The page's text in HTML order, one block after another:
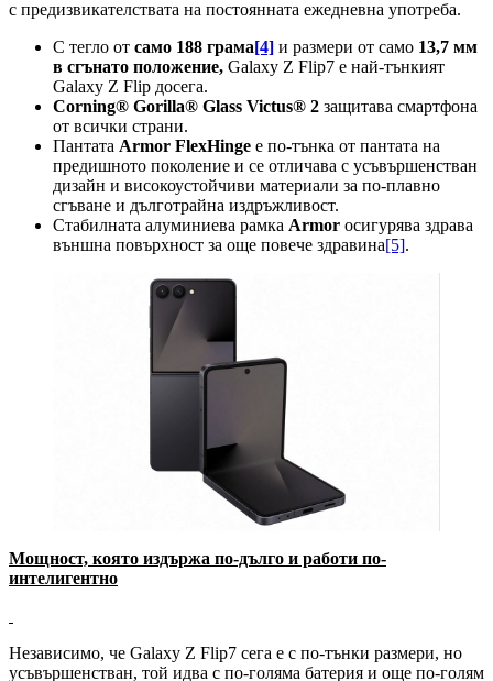
с предизвикателствата на постоянната ежедневна употреба.
С тегло от само 188 грама[4] и размери от само 13,7 мм
в сгънато положение, Galaxy Z Flip7 е най-тънкият
Galaxy Z Flip досега.
Corning® Gorilla® Glass Victus® 2 защитава смартфона
от всички страни.
Пантата Armor FlexHinge е по-тънка от пантата на
предишното поколение и се отличава с усъвършенстван
дизайн и високоустойчиви материали за по-плавно
сгъване и дълготрайна издръжливост.
Стабилната алуминиева рамка Armor осигурява здрава
външна повърхност за още повече здравина[5].
Мощност, която издържа по-дълго и работи по-
интелигентно
Независимо, че Galaxy Z Flip7 сега е с по-тънки размери, но
усъвършенстван, той идва с по-голяма батерия и още по-голям